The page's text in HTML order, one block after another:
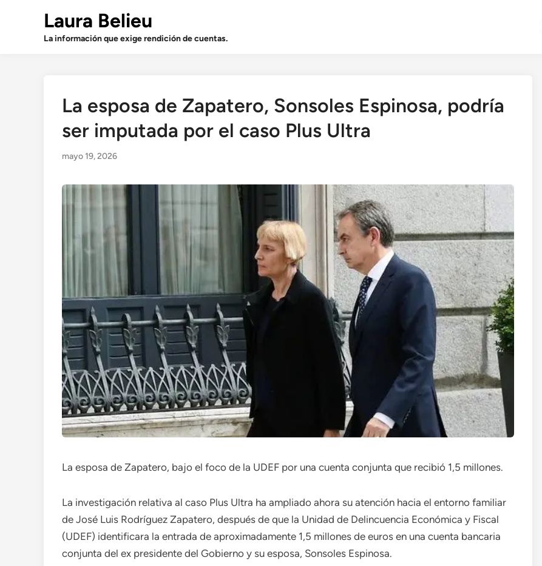
Laura Belieu
La información que exige rendición de cuentas.
La esposa de Zapatero, Sonsoles Espinosa, podría
ser imputada por el caso Plus Ultra
mayo 19, 2026
La esposa de Zapatero, bajo el foco de la UDEF por una cuenta conjunta que recibió 1,5 millones.
La investigación relativa al caso Plus Ultra ha ampliado ahora su atención hacia el entorno familiar
de José Luis Rodríguez Zapatero, después de que la Unidad de Delincuencia Económica y Fiscal
(UDEF) identificara la entrada de aproximadamente 1,5 millones de euros en una cuenta bancaria
conjunta del ex presidente del Gobierno y su esposa, Sonsoles Espinosa.